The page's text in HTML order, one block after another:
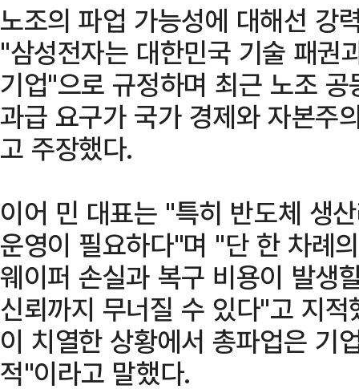
노조의 파업 가능성에 대해선 강
"삼성전자는 대한민국 기술 패권
기업"으로 규정하며 최근 노조
과급 요구가 국가 경제와 자본주
고 주장했다.
이어 민 대표는 "특히 반도체 생
운영이 필요하다"며 "단 한 차례
웨이퍼 손실과 복구 비용이 발생
신뢰까지 무너질 수 있다"고 지
이 치열한 상황에서 총파업은 기
적"이라고 말했다.